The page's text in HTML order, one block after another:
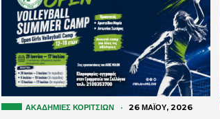
ΑΚΑΔΗΜΊΕΣ ΚΟΡΙΤΣΙΏΝ · 26 ΜΑΪ́ΟΥ, 2026